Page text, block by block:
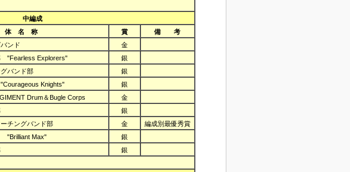
中編成
体 名 称 賞
備 考
ンド
金
"Fearless Explorers"
銀
バンド部
銀
Knights"
銀
Drum＆Bugle Corps
金
銀
チングバンド部 金
編成別最優秀賞
"Brilliant Max"
銀
銀